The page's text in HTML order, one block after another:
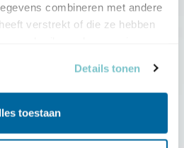
combineren met andere
verstrekt of die ze hebben
Details tonen
toestaan